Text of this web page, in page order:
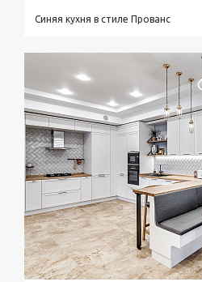
Синяя кухня в стиле Прованс